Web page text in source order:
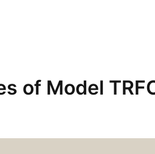
of Model